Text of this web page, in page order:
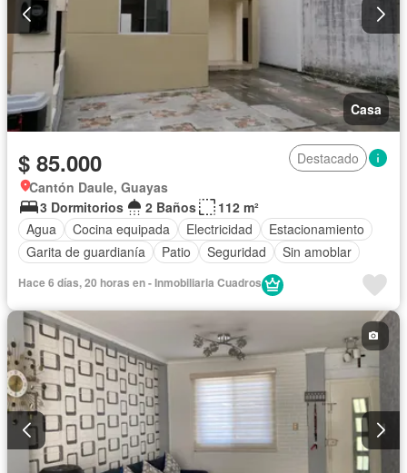
Casa
$ 85.000
Destacado
Cantón Daule, Guayas
3 Dormitorios
2 Baños
112 m²
Agua
Cocina equipada Electricidad
Estacionamiento
Garita de guardianía
Patio Seguridad Sin amoblar
Hace 6 días, 20 horas en - Inmobiliaria Cuadros